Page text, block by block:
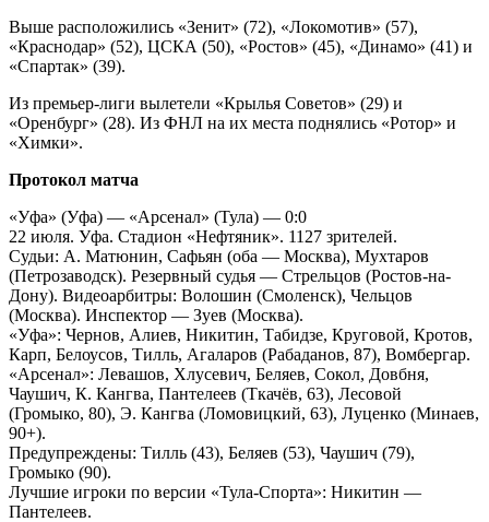
Выше расположились «Зенит» (72), «Локомотив» (57),
«Краснодар» (52), ЦСКА (50), «Ростов» (45), «Динамо» (41) и
«Спартак» (39).
Из премьер-лиги вылетели «Крылья Советов» (29) и
«Оренбург» (28). Из ФНЛ на их места поднялись «Ротор» и
«Химки».
Протокол матча
«Уфа» (Уфа) — «Арсенал» (Тула) — 0:0
22 июля. Уфа. Стадион «Нефтяник». 1127 зрителей.
Судьи: А. Матюнин, Сафьян (оба — Москва), Мухтаров
(Петрозаводск). Резервный судья — Стрельцов (Ростов-на-
Дону). Видеоарбитры: Волошин (Смоленск), Чельцов
(Москва). Инспектор — Зуев (Москва).
«Уфа»: Чернов, Алиев, Никитин, Табидзе, Круговой, Кротов,
Карп, Белоусов, Тилль, Агаларов (Рабаданов, 87), Вомбергар.
«Арсенал»: Левашов, Хлусевич, Беляев, Сокол, Довбня,
Чаушич, К. Кангва, Пантелеев (Ткачёв, 63), Лесовой
(Громыко, 80), Э. Кангва (Ломовицкий, 63), Луценко (Минаев,
90+).
Предупреждены: Тилль (43), Беляев (53), Чаушич (79),
Громыко (90).
Лучшие игроки по версии «Тула-Спорта»: Никитин —
Пантелеев.